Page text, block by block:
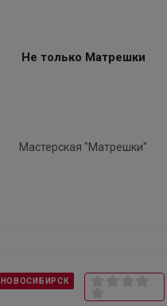
Не только Матрешки
Мастерская "Матрешки"
НОВОСИБИРСК